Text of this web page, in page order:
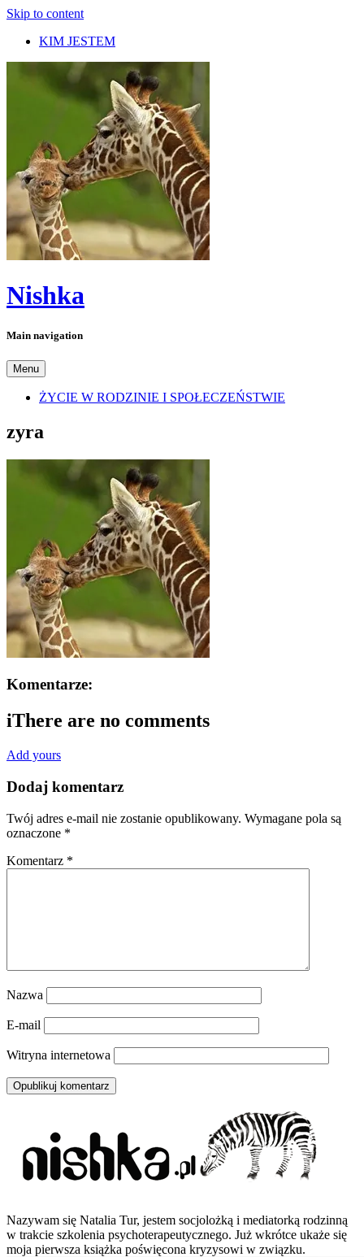
Skip to content
KIM JESTEM
Nishka
Main navigation
Menu
ŻYCIE W RODZINIE I SPOŁECZEŃSTWIE
zyra
Komentarze:
iThere are no comments
Add yours
Dodaj komentarz
Twój adres e-mail nie zostanie opublikowany. Wymagane pola są
oznaczone *
Komentarz *
Nazwa
E-mail
Witryna internetowa
Nazywam się Natalia Tur, jestem socjolożką i mediatorką rodzinną
w trakcie szkolenia psychoterapeutycznego. Już wkrótce ukaże się
moja pierwsza książka poświęcona kryzysowi w związku.